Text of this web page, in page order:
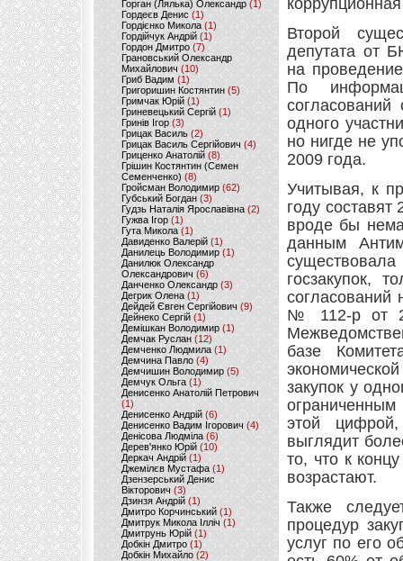
Горган (Лялька) Олександр(1)
Гордеєв Денис (1)
Гордієнко Микола (1)
Гордійчук Андрій (1)
Гордон Дмитро (7)
Грановський Олександр
Михайлович (10)
Гриб Вадим (1)
Григоришин Костянтин (5)
Гримчак Юрій(1)
Гриневецький Сергій(1)
Гринів Ігор (3)
Грицак Василь (2)
Грицак Василь Сергійович (4)
Гриценко Анатолій (8)
Грішин Костянтин (Семен
Семенченко)(8)
Гройсман Володимир(62)
Губський Богдан (3)
Гудзь Наталія Ярославівна(2)
Гужва Ігор (1)
Гута Микола (1)
Давиденко Валерій (1)
Данилець Володимир(1)
Данилюк Олександр
Олександрович (6)
Данченко Олександр (3)
Дегрик Олена(1)
Дейдей Євген Сергійович(9)
Дейнеко Сергій (1)
Демішкан Володимир(1)
Демчак Руслан (12)
Демченко Людмила (1)
Демчина Павло (4)
Демчишин Володимир (5)
Демчук Ольга(1)
Денисенко Анатолій Петрович
(1)
Денисенко Андрій (6)
Денисенко Вадим Ігорович (4)
Денісова Людміла(6)
Дерев'янко Юрій(10)
Деркач Андрій(1)
Джемілєв Мустафа (1)
Дзензерський Денис
Вікторович (3)
Дзинзя Андрій (1)
Дмитро Корчинський (1)
Дмитрук Микола Ілліч (1)
Дмитрунь Юрій (1)
Добкін Дмитро(1)
Добкін Михайло (2)
Второй
депутата от
на
По
согласований
одного
но нигде не
2009 года.
Учитывая, к
году
вроде бы
данным
госзакупок,
№ 112-р от
базе
закупок у
этой цифрой,
выглядит
то, что к
возрастают.
Также
процедур
услуг по его